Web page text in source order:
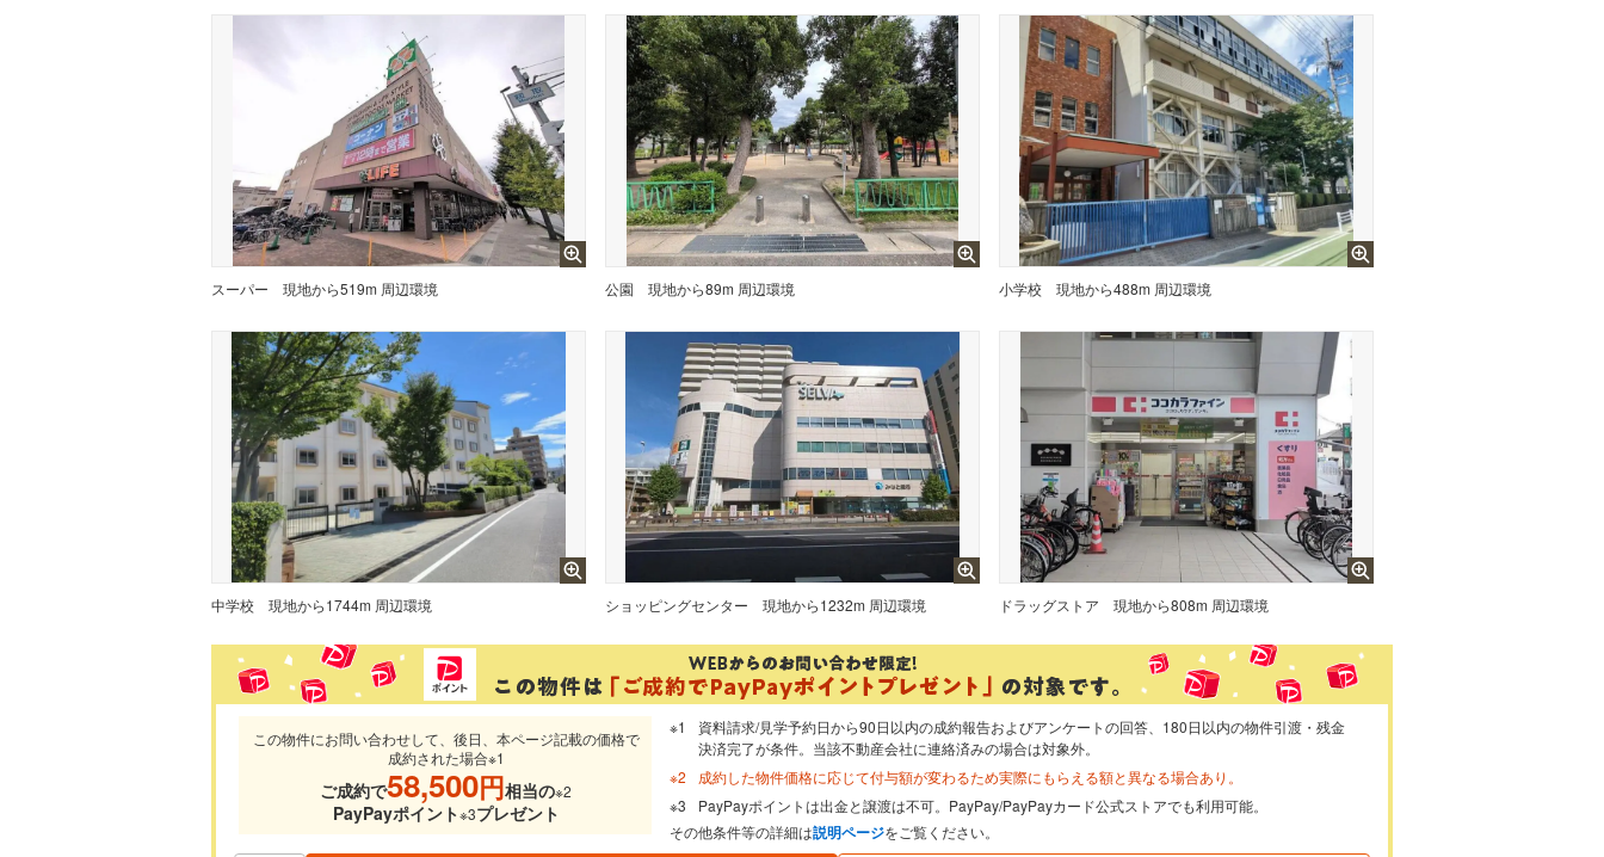
スーパー 現地から519m 周辺環境 公園 現地から89m 周辺環境 小学校 現地から488m 周辺環境
中学校 現地から1744m 周辺環境 ショッピングセンター 現地から1232m 周辺環境 ドラッグストア 現地から808m 周辺環境
この物件にお問い合わせして、後日、本ページ記載の価格で
成約された場合※1
ご成約で58,500円相当の※2
PayPayポイント※3プレゼント
資料請求/見学予約日から90日以内の成約報告およびアンケートの回答、180日以内の物件引渡・残金
決済完了が条件。当該不動産会社に連絡済みの場合は対象外。
成約した物件価格に応じて付与額が変わるため実際にもらえる額と異なる場合あり。
PayPayポイントは出金と譲渡は不可。PayPay/PayPayカード公式ストアでも利用可能。
その他条件等の詳細は説明ページをご覧ください。